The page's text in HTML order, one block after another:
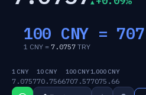
100 CNY =
1 CNY = 7.0757 TRY
1 CNY
7.0757
10 CNY
70.7566
100 CNY
707.57
1,000 CNY
7075.66